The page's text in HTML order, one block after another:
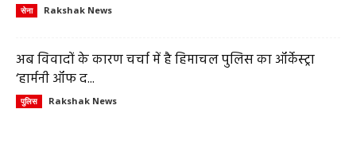
सेना Rakshak News
अब विवादों के कारण चर्चा में है हिमाचल पुलिस का ऑर्केस्ट्रा
‘हार्मनी ऑफ द...
पुलिस Rakshak News